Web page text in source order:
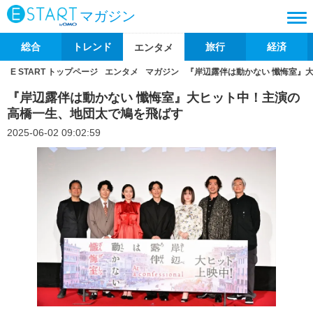
マガジン
総合 トレンド エンタメ 旅行 経済
E START トップページ エンタメ マガジン 『岸辺露伴は動かない 懺悔室』
『岸辺露伴は動かない 懺悔室』大ヒット中！主演の
高橋一生、地団太で鳩を飛ばす
2025-06-02 09:02:59